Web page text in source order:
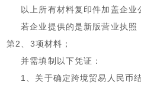
以上所有材料复印件加盖企业
若企业提供的是新版营业执
第2 3项材料；
并需填制以下凭证：
1
、关于确定跨境贸易人民币